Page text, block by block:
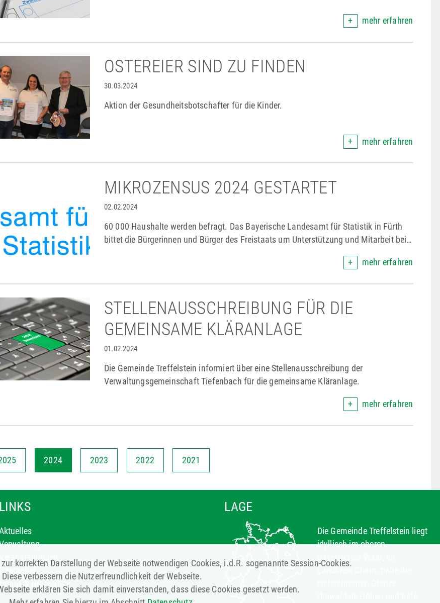
mehr erfahren
OSTEREIER SIND ZU FINDEN
30.03.2024
Aktion der Gesundheitsbotschafter für die Kinder.
mehr erfahren
MIKROZENSUS 2024 GESTARTET
02.02.2024
60 000 Haushalte werden befragt. Das Bayerische Landesamt für Statistik in Fürth
bittet die Bürgerinnen und Bürger des Freistaats um Unterstützung und Mitarbeit bei
mehr erfahren
STELLENAUSSCHREIBUNG FÜR DIE
GEMEINSAME KLÄRANLAGE
01.02.2024
Die Gemeinde Treffelstein informiert über eine Stellenausschreibung der
Verwaltungsgemeinschaft Tiefenbach für die gemeinsame Kläranlage.
mehr erfahren
2024 2023 2022 2021
LINKS
Veranstaltungen
Gastgeber
Notruf & Notdienste
LAGE
Die Gemeinde Treffelstein liegt
idyllisch im oberen
Bayerischen Wald, im
korrekten Darstellung der Webseite notwendigen Cookies, i.d.R. sogenannte Session-Cookies.
Diese verbessern die Nutzerfreundlichkeit der Webseite.
erklären Sie sich damit einverstanden, dass diese Cookies gesetzt werden.